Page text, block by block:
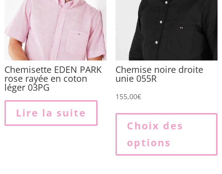
Chemisette EDEN PARK
rose rayée en coton
léger 03PG
Lire la suite
Chemise noire droite
unie 055R
155,00€
Choix des
options